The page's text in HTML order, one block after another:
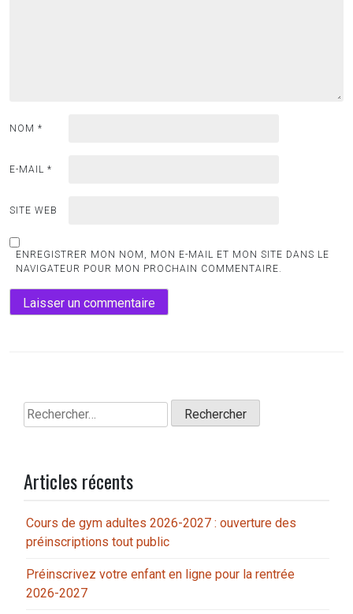
NOM *
E-MAIL *
SITE WEB
ENREGISTRER MON NOM, MON E-MAIL ET MON SITE DANS LE
NAVIGATEUR POUR MON PROCHAIN COMMENTAIRE.
Rechercher :
Articles récents
Cours de gym adultes 2026-2027 : ouverture des
préinscriptions tout public
Préinscrivez votre enfant en ligne pour la rentrée
2026-2027